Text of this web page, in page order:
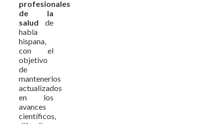
profesionales
de la
salud de
habla
hispana,
con el
objetivo
de
mantenerlos
actualizados
en los
avances
científicos,